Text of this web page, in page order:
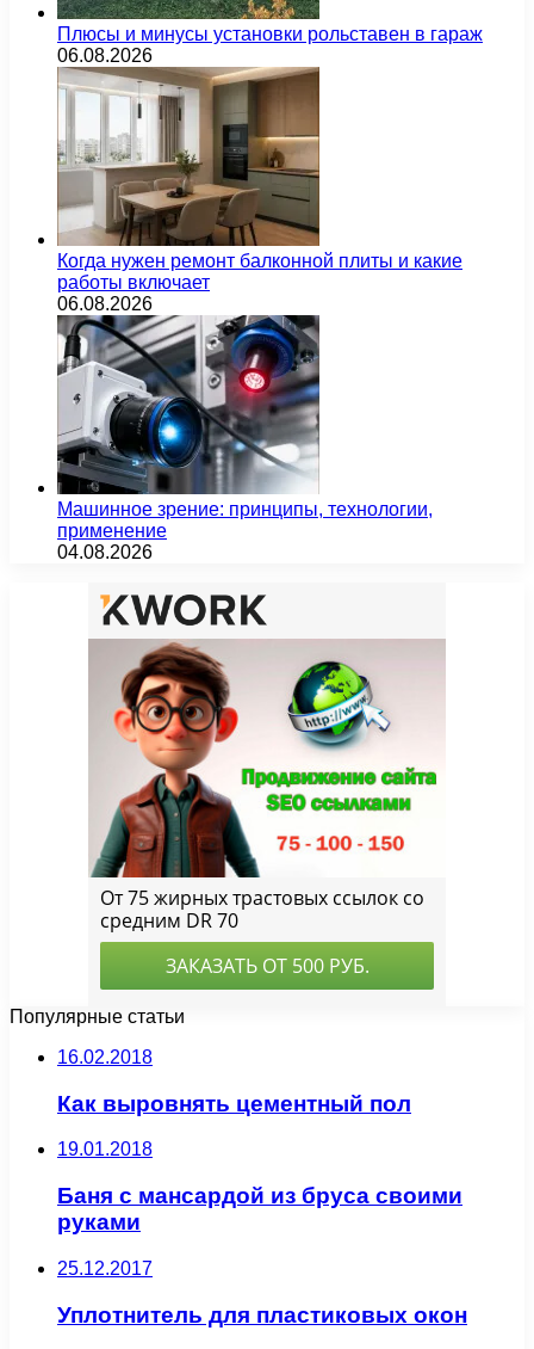
Плюсы и минусы установки рольставен в гараж
06.08.2026
Когда нужен ремонт балконной плиты и какие
работы включает
06.08.2026
Машинное зрение: принципы, технологии,
применение
04.08.2026
Популярные статьи
16.02.2018
Как выровнять цементный пол
19.01.2018
Баня с мансардой из бруса своими
руками
25.12.2017
Уплотнитель для пластиковых окон